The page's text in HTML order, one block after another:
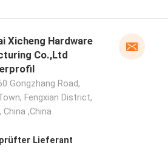
Xicheng Hardware
Co.,Ltd
Gongzhang Road,
Fengxian District,
China ,China
Lieferant